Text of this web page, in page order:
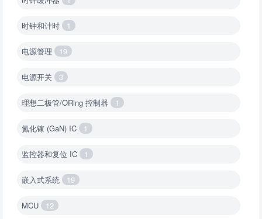
时钟和计时 1
电源管理 19
电源开关 3
理想二极管/ORing 控制器 1
氮化镓 (GaN) IC 1
监控器和复位 IC 1
嵌入式系统 19
MCU 12